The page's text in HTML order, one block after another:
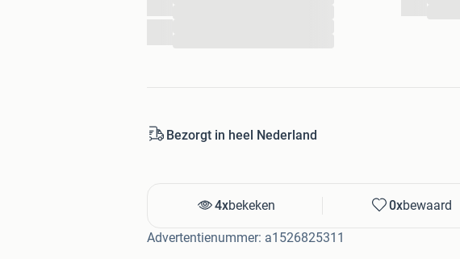
Bezorgt in heel Nederland
4xbekeken 0xbewaard
Advertentienummer: a1526825311